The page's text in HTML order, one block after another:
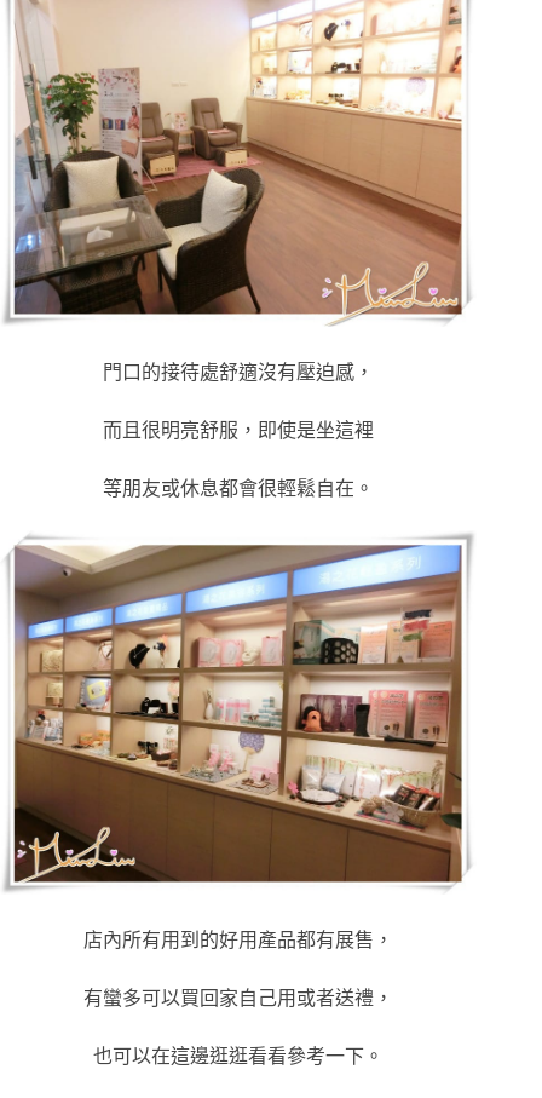
門口的接待處舒適沒有壓迫感，
而且很明亮舒服，即使是坐這裡
等朋友或休息都會很輕鬆自在。
店內所有用到的好用產品都有展售，
有蠻多可以買回家自己用或者送禮，
也可以在這邊逛逛看看參考一下。